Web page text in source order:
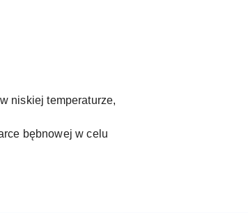
niskiej temperaturze,
bębnowej w celu